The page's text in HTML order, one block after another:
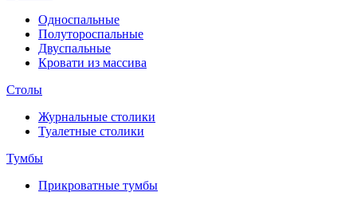
Односпальные
Полутороспальные
Двуспальные
Кровати из массива
Столы
Журнальные столики
Туалетные столики
Тумбы
Прикроватные тумбы